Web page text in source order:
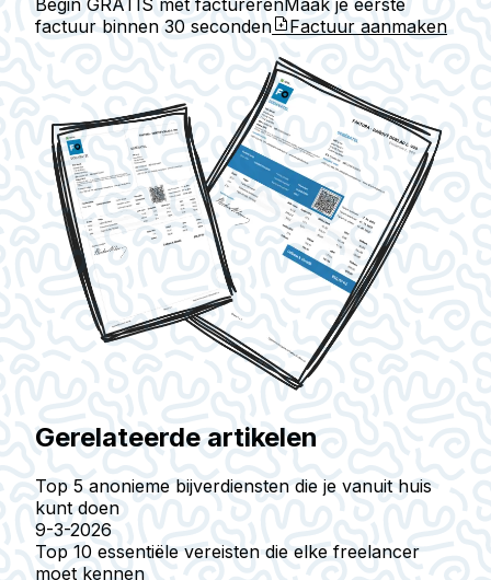
Begin GRATIS met facturerenMaak je eerste
factuur binnen 30 seconden Factuur aanmaken
Gerelateerde artikelen
Top 5 anonieme bijverdiensten die je vanuit huis
kunt doen
9-3-2026
Top 10 essentiële vereisten die elke freelancer
moet kennen